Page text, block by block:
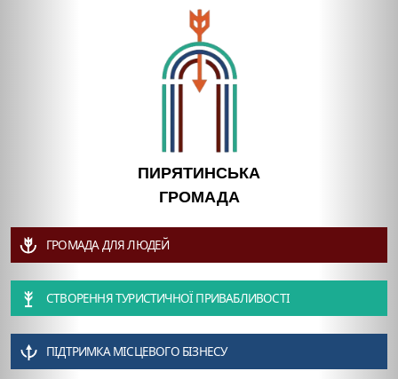
ПИРЯТИНСЬКА
ГРОМАДА
ГРОМАДА ДЛЯ ЛЮДЕЙ
СТВОРЕННЯ ТУРИСТИЧНОЇ ПРИВАБЛИВОСТІ
ПІДТРИМКА МІСЦЕВОГО БІЗНЕСУ